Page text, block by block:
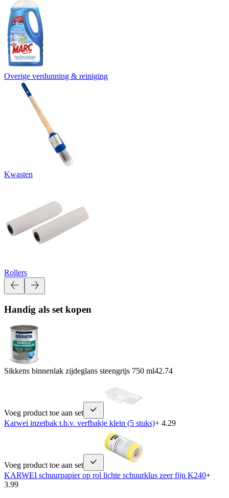
Overige verdunning & reiniging
Kwasten
Rollers
Handig als set kopen
Sikkens binnenlak zijdeglans steengrijs 750 ml42.74
Voeg product toe aan set
Karwei inzetbak t.b.v. verfbakje klein (5 stuks)+ 4.29
Voeg product toe aan set
KARWEI schuurpapier op rol lichte schuurklus zeer fijn K240+
3.99